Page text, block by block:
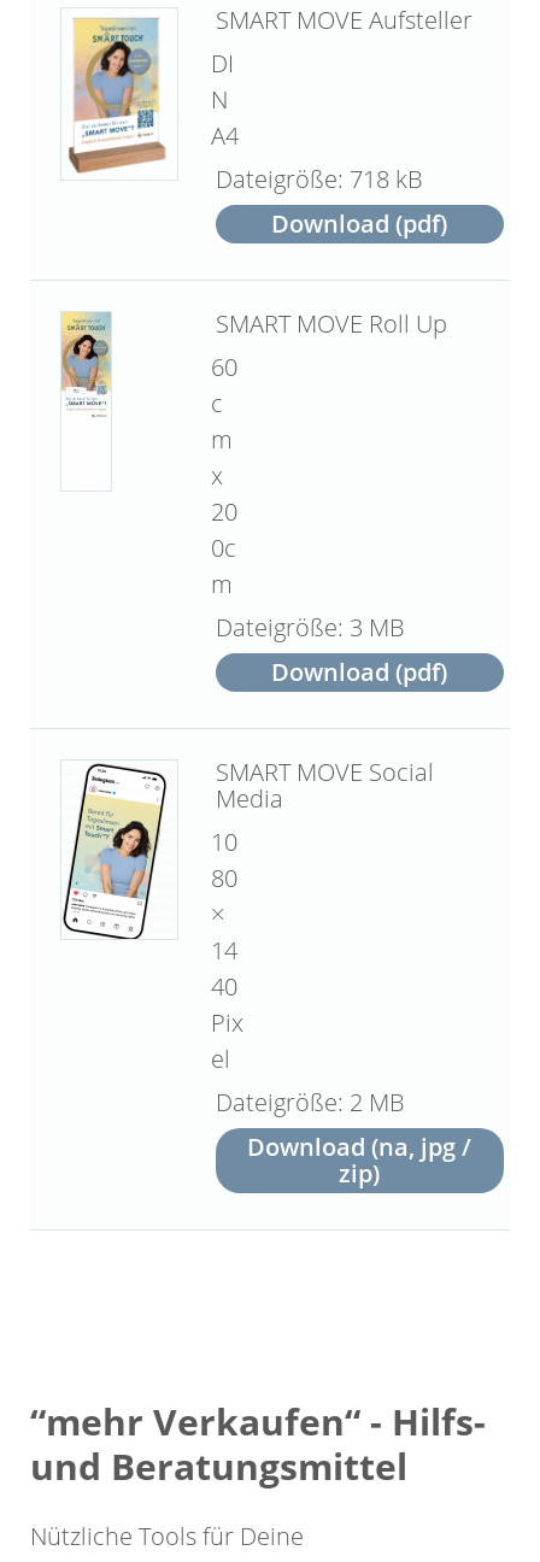
SMART MOVE Aufsteller
DI
N
A4
718 kB
Download (pdf)
SMART MOVE Roll Up
60
c
m
x
20
0c
m
3 MB
Download (pdf)
SMART MOVE Social
Media
10
80
×
14
40
Pix
el
2 MB
Download (na, jpg /
zip)
“mehr Verkaufen“ - Hilfs-
und Beratungsmittel
Nützliche Tools für Deine